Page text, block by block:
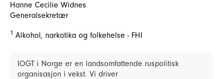
Hanne Cecilie Widnes
Generalsekretær
1 Alkohol, narkotika og folkehelse - FHI
IOGT i Norge er en landsomfattende ruspolitisk
organisasjon i vekst. Vi driver